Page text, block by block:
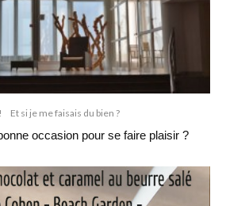
Et si je me faisais du bien ?
occasion pour se faire plaisir ?